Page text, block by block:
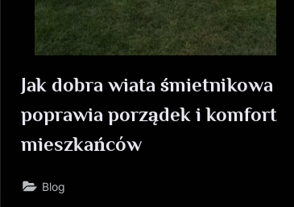
Jak dobra wiata śmietnikowa
poprawia porządek i komfort
mieszkańców
Blog